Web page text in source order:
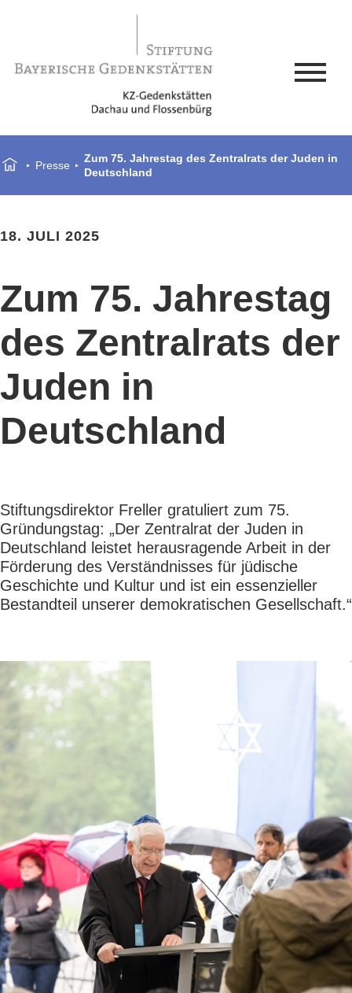
Presse
Zum 75. Jahrestag des Zentralrats der Juden in
Deutschland
18. JULI 2025
Zum 75. Jahrestag
des Zentralrats der
Juden in
Deutschland
Stiftungsdirektor Freller gratuliert zum 75.
Gründungstag: „Der Zentralrat der Juden in
Deutschland leistet herausragende Arbeit in der
Förderung des Verständnisses für jüdische
Geschichte und Kultur und ist ein essenzieller
Bestandteil unserer demokratischen Gesellschaft.“